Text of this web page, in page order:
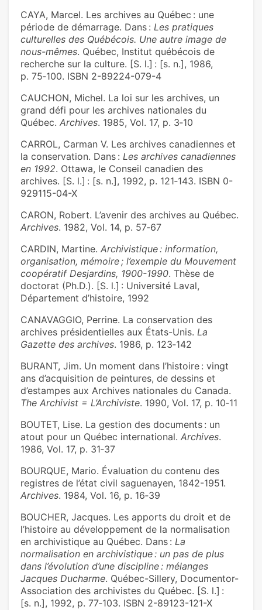
CAYA, Marcel. Les archives au Québec : une
période de démarrage. Dans : Les pratiques
culturelles des Québécois. Une autre image de
nous-mêmes. Québec, Institut québécois de
recherche sur la culture. [S. l.] : [s. n.], 1986,
p. 75‑100. ISBN 2-89224-079-4
CAUCHON, Michel. La loi sur les archives, un
grand défi pour les archives nationales du
Québec. Archives. 1985, Vol. 17, p. 3‑10
CARROL, Carman V. Les archives canadiennes et
la conservation. Dans : Les archives canadiennes
en 1992. Ottawa, le Conseil canadien des
archives. [S. l.] : [s. n.], 1992, p. 121‑143. ISBN 0-
929115-04-X
CARON, Robert. L’avenir des archives au Québec.
Archives. 1982, Vol. 14, p. 57‑67
CARDIN, Martine. Archivistique : information,
organisation, mémoire ; l’exemple du Mouvement
coopératif Desjardins, 1900-1990. Thèse de
doctorat (Ph.D.). [S. l.] : Université Laval,
Département d’histoire, 1992
CANAVAGGIO, Perrine. La conservation des
archives présidentielles aux États-Unis. La
Gazette des archives. 1986, p. 123‑142
BURANT, Jim. Un moment dans l’histoire : vingt
ans d’acquisition de peintures, de dessins et
d’estampes aux Archives nationales du Canada.
The Archivist = L’Archiviste. 1990, Vol. 17, p. 10‑11
BOUTET, Lise. La gestion des documents : un
atout pour un Québec international. Archives.
1986, Vol. 17, p. 31‑37
BOURQUE, Mario. Évaluation du contenu des
registres de l’état civil saguenayen, 1842-1951.
Archives. 1984, Vol. 16, p. 16‑39
BOUCHER, Jacques. Les apports du droit et de
l’histoire au développement de la normalisation
en archivistique au Québec. Dans : La
normalisation en archivistique : un pas de plus
dans l’évolution d’une discipline : mélanges
Jacques Ducharme. Québec-Sillery, Documentor-
Association des archivistes du Québec. [S. l.] :
[s. n.], 1992, p. 77‑103. ISBN 2-89123-121-X